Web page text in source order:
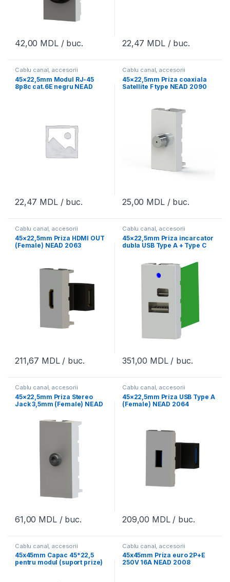
42,00 MDL/ buc. 22,47 MDL/ buc.
Cablu canal, accesorii
45×22,5mm Modul RJ-45
8p8c cat.6E negru NEAD
22,47 MDL/ buc.
Cablu canal, accesorii
45×22,5mm Priza coaxiala
Satellite F type NEAD 2090
25,00 MDL/ buc.
Cablu canal, accesorii
45×22,5mm Priza HDMI OUT
(Female) NEAD 2063
211,67 MDL/ buc.
Cablu canal, accesorii
45×22,5mm Priza incarcator
dubla USB Type A + Type C
351,00 MDL/ buc.
Cablu canal, accesorii
45×22,5mm Priza Stereo
Jack 3,5mm (Female) NEAD
61,00 MDL/ buc.
Cablu canal, accesorii
45×22,5mm Priza USB Type A
(Female) NEAD 2064
209,00 MDL/ buc.
Cablu canal, accesorii
45x45mm Capac 45*22,5
pentru modul (suport prize)
Cablu canal, accesorii
45x45mm Priza euro 2P+E
250V 16A NEAD 2008